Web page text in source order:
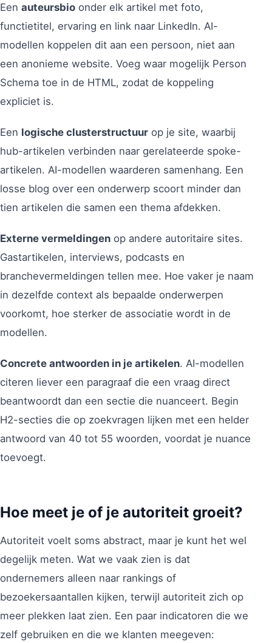
Een auteursbio onder elk artikel met foto,
functietitel, ervaring en link naar LinkedIn. AI-
modellen koppelen dit aan een persoon, niet aan
een anonieme website. Voeg waar mogelijk Person
Schema toe in de HTML, zodat de koppeling
expliciet is.
Een logische clusterstructuur op je site, waarbij
hub-artikelen verbinden naar gerelateerde spoke-
artikelen. AI-modellen waarderen samenhang. Een
losse blog over een onderwerp scoort minder dan
tien artikelen die samen een thema afdekken.
Externe vermeldingen op andere autoritaire sites.
Gastartikelen, interviews, podcasts en
branchevermeldingen tellen mee. Hoe vaker je naam
in dezelfde context als bepaalde onderwerpen
voorkomt, hoe sterker de associatie wordt in de
modellen.
Concrete antwoorden in je artikelen. AI-modellen
citeren liever een paragraaf die een vraag direct
beantwoordt dan een sectie die nuanceert. Begin
H2-secties die op zoekvragen lijken met een helder
antwoord van 40 tot 55 woorden, voordat je nuance
toevoegt.
Hoe meet je of je autoriteit groeit?
Autoriteit voelt soms abstract, maar je kunt het wel
degelijk meten. Wat we vaak zien is dat
ondernemers alleen naar rankings of
bezoekersaantallen kijken, terwijl autoriteit zich op
meer plekken laat zien. Een paar indicatoren die we
zelf gebruiken en die we klanten meegeven: